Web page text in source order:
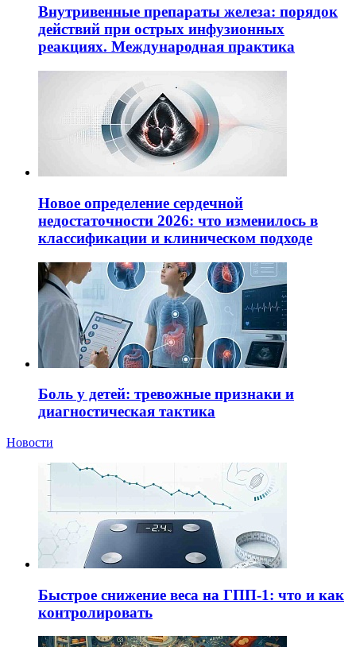
Внутривенные препараты железа: порядок
действий при острых инфузионных
реакциях. Международная практика
Новое определение сердечной
недостаточности 2026: что изменилось в
классификации и клиническом подходе
Боль у детей: тревожные признаки и
диагностическая тактика
Новости
Быстрое снижение веса на ГПП-1: что и как
контролировать